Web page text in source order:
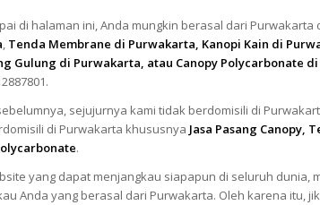
di halaman ini, Anda mungkin berasal dari Purwakarta
, Tenda Membrane di Purwakarta, Kanopi Kain di
Gulung di Purwakarta, atau Canopy Polycarbonate
sejujurnya kami tidak berdomisili di
di Purwakarta khususnya Jasa Pasang Canopy,
.
yang dapat menjangkau siapapun di seluruh dunia,
Anda yang berasal dari Purwakarta. Oleh karena itu,